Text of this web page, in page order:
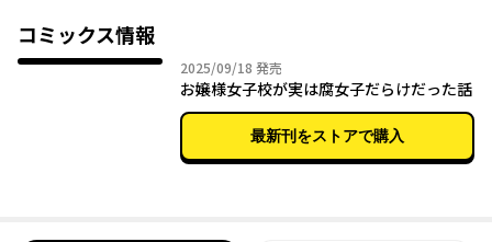
エレガンスな腐臭薫るスクールライフは最高ですわ~
（注）本作はお下劣ギャグマンガです。
コミックス情報
2025/09/18 2025年09月18日
発売
お嬢様女子校が実は腐女子だらけだった話
最新刊をストアで購入